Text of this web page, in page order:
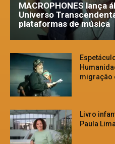
MACROPHONES lança
Universo
plataformas de música
migração
Livro
Paula